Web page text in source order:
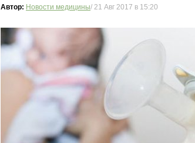
Автор: Новости медицины/ 21 Авг 2017 в 15:20